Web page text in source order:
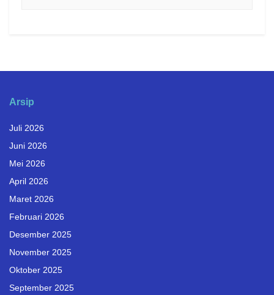
Arsip
Juli 2026
Juni 2026
Mei 2026
April 2026
Maret 2026
Februari 2026
Desember 2025
November 2025
Oktober 2025
September 2025